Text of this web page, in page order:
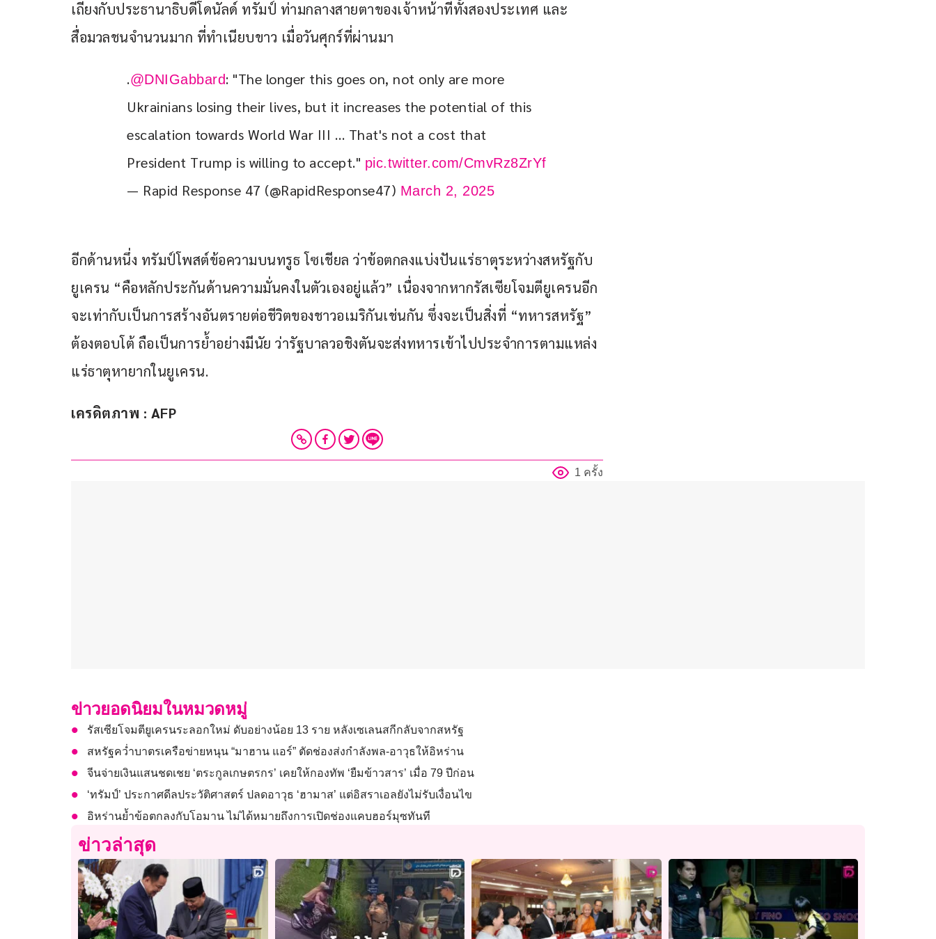
เถียงกับประธานาธิบดีโดนัลด์ ทรัมป์ ท่ามกลางสายตาของเจ้าหน้าที่ทั้งสองประเทศ และ
สื่อมวลชนจำนวนมาก ที่ทำเนียบขาว เมื่อวันศุกร์ที่ผ่านมา
.@DNIGabbard: "The longer this goes on, not only are more
Ukrainians losing their lives, but it increases the potential of this
escalation towards World War III … That's not a cost that
President Trump is willing to accept." pic.twitter.com/CmvRz8ZrYf
— Rapid Response 47 (@RapidResponse47) March 2, 2025
อีกด้านหนึ่ง ทรัมป์โพสต์ข้อความบนทรูธ โซเชียล ว่าข้อตกลงแบ่งปันแร่ธาตุระหว่างสหรัฐกับ
ยูเครน “คือหลักประกันด้านความมั่นคงในตัวเองอยู่แล้ว” เนื่องจากหากรัสเซียโจมตียูเครนอีก
จะเท่ากับเป็นการสร้างอันตรายต่อชีวิตของชาวอเมริกันเช่นกัน ซึ่งจะเป็นสิ่งที่ “ทหารสหรัฐ”
ต้องตอบโต้ ถือเป็นการย้ำอย่างมีนัย ว่ารัฐบาลวอชิงตันจะส่งทหารเข้าไปประจำการตามแหล่ง
แร่ธาตุหายากในยูเครน.
เครดิตภาพ : AFP
1 ครั้ง
ข่าวยอดนิยมในหมวดหมู่
รัสเซียโจมตียูเครนระลอกใหม่ ดับอย่างน้อย 13 ราย หลังเซเลนสกีกลับจากสหรัฐ
สหรัฐคว่ำบาตรเครือข่ายหนุน “มาฮาน แอร์” ตัดช่องส่งกำลังพล-อาวุธให้อิหร่าน
จีนจ่ายเงินแสนชดเชย ‘ตระกูลเกษตรกร’ เคยให้กองทัพ ‘ยืมข้าวสาร’ เมื่อ 79 ปีก่อน
‘ทรัมป์’ ประกาศดีลประวัติศาสตร์ ปลดอาวุธ ‘ฮามาส’ แต่อิสราเอลยังไม่รับเงื่อนไข
อิหร่านย้ำข้อตกลงกับโอมาน ไม่ได้หมายถึงการเปิดช่องแคบฮอร์มุซทันที
ข่าวล่าสุด